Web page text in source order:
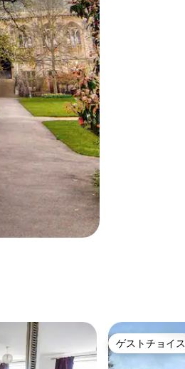
ゲストチョイス
ゲストチョイス